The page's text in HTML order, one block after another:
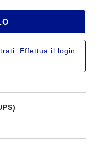
Effettua il login